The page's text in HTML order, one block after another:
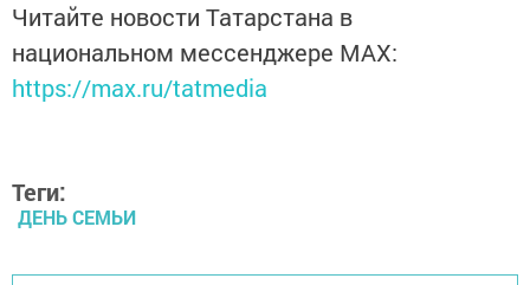
Читайте новости Татарстана в
национальном мессенджере MАХ:
https://max.ru/tatmedia
Теги:
ДЕНЬ СЕМЬИ